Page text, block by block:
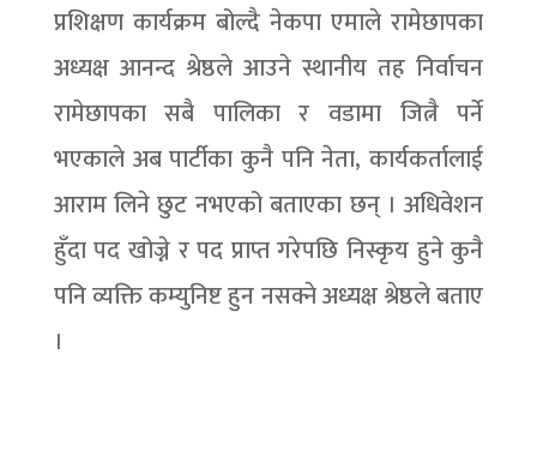
प्रशिक्षण कार्यक्रम बोल्दै नेकपा एमाले रामेछापका
अध्यक्ष आनन्द श्रेष्ठले आउने स्थानीय तह निर्वाचन
रामेछापका सबै पालिका र वडामा जित्नै पर्ने
भएकाले अब पार्टीका कुनै पनि नेता, कार्यकर्तालाई
आराम लिने छुट नभएको बताएका छन् । अधिवेशन
हुँदा पद खोज्ने र पद प्राप्त गरेपछि निस्कृय हुने कुनै
पनि व्यक्ति कम्युनिष्ट हुन नसक्ने अध्यक्ष श्रेष्ठले बताए
।